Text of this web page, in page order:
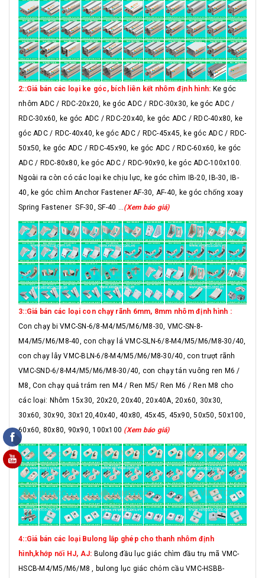
2::Giá bán các loại ke góc, bích liên kết nhôm định hình: Ke góc
nhôm ADC / RDC-20x20, ke góc ADC / RDC-30x30, ke góc ADC /
RDC-30x60, ke góc ADC / RDC-20x40, ke góc ADC / RDC-40x80, ke
góc ADC / RDC-40x40, ke góc ADC / RDC-45x45, ke góc ADC / RDC-
50x50, ke góc ADC / RDC-45x90, ke góc ADC / RDC-60x60, ke góc
ADC / RDC-80x80, ke góc ADC / RDC-90x90, ke góc ADC-100x100.
Ngoài ra còn có các loại ke chịu lực, ke góc chìm IB-20, IB-30, IB-
40, ke góc chìm Anchor Fastener AF-30, AF-40, ke góc chống xoay
Spring Fastener SF-30, SF-40 ...(Xem báo giá)
3::Giá bán các loại con chạy rãnh 6mm, 8mm nhôm định hình :
Con chạy bi VMC-SN-6/8-M4/M5/M6/M8-30, VMC-SN-8-
M4/M5/M6/M8-40, con chạy lá VMC-SLN-6/8-M4/M5/M6/M8-30/40,
con chạy lẫy VMC-BLN-6/8-M4/M5/M6/M8-30/40, con trượt rãnh
VMC-SND-6/8-M4/M5/M6/M8-30/40, con chạy tán vuông ren M6 /
M8, Con chạy quả trám ren M4 / Ren M5/ Ren M6 / Ren M8 cho
các loại: Nhôm 15x30, 20x20, 20x40, 20x40A, 20x60, 30x30,
30x60, 30x90, 30x120,40x40, 40x80, 45x45, 45x90, 50x50, 50x100,
60x60, 80x80, 90x90, 100x100 (Xem báo giá)
4::Giá bán các loại Bulong lắp ghép cho thanh nhôm định
hình,khớp nối HJ, AJ: Bulong đầu lục giác chìm đầu trụ mã VMC-
HSCB-M4/M5/M6/M8 , bulong lục giác chỏm cầu VMC-HSBB-